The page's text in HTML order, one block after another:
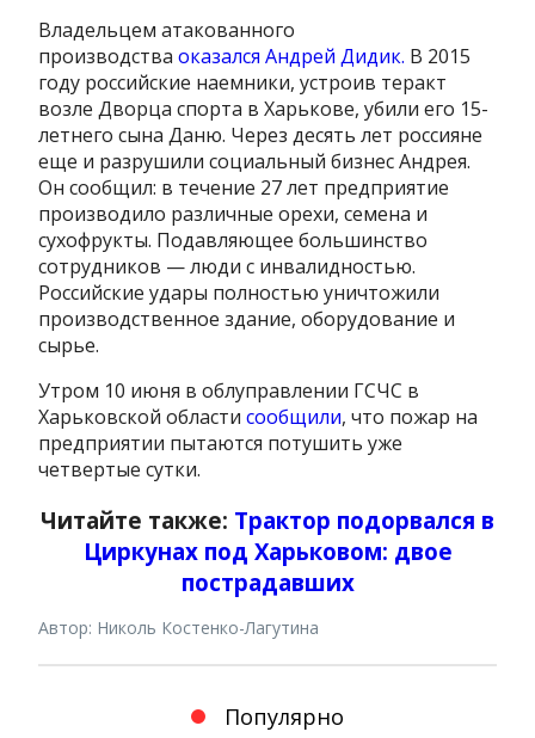
Владельцем атакованного
производстваоказался Андрей Дидик. В 2015
году российские наемники, устроив теракт
возле Дворца спорта в Харькове, убили его 15-
летнего сына Даню. Через десять лет россияне
еще и разрушили социальный бизнес Андрея.
Он сообщил: в течение 27 лет предприятие
производило различные орехи, семена и
сухофрукты. Подавляющее большинство
сотрудников — люди с инвалидностью.
Российские удары полностью уничтожили
производственное здание, оборудование и
сырье.
Утром 10 июня в облуправлении ГСЧС в
Харьковской областисообщили, что пожар на
предприятии пытаются потушить уже
четвертые сутки.
Читайте также: Трактор подорвался в
Циркунах под Харьковом: двое
пострадавших
Автор: Николь Костенко-Лагутина
Популярно